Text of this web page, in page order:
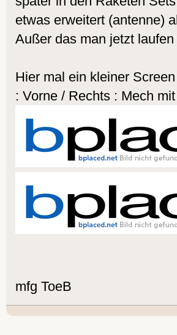
etwas erweitert (antenne)
Außer das man jetzt
Hier mal ein kleiner
: Vorne / Rechts : Mech
mfg ToeB